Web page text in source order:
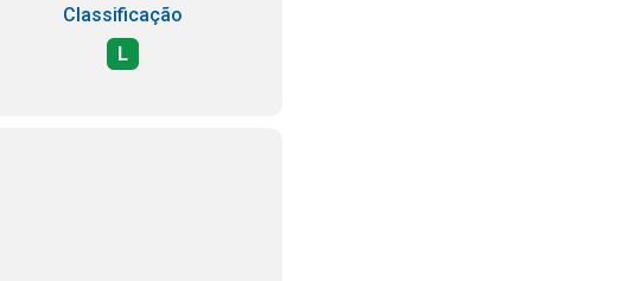
Classificação
L